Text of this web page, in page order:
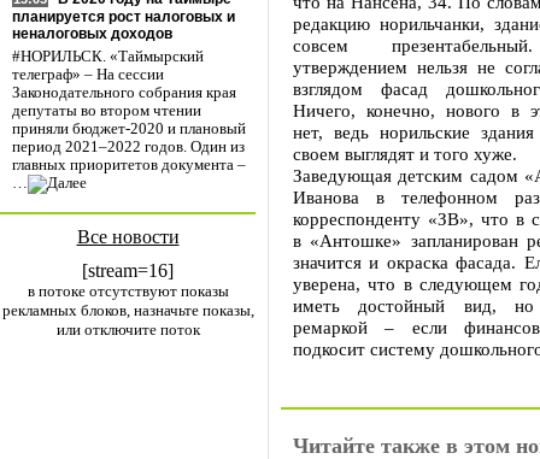
планируется рост налоговых и
неналоговых доходов
#НОРИЛЬСК. «Таймырский
телеграф» – На сессии
Законодательного собрания края
депутаты во втором чтении
приняли бюджет-2020 и плановый
период 2021–2022 годов. Один из
главных приоритетов документа –
…
Все новости
[stream=16]
в потоке отсутствуют показы
рекламных блоков, назначьте показы,
или отключите поток
редакцию норильчанки,
совсем
утверждением нельзя не
взглядом фасад
Ничего, конечно, нового в
нет, ведь норильские
своем выглядят и того хуже.
Заведующая детским садом
Иванова в телефонном
корреспонденту «ЗВ», что в
в «Антошке» запланирован
значится и окраска фасада.
уверена, что в следующем
иметь достойный вид,
ремаркой – если
подкосит систему
Читайте также в этом